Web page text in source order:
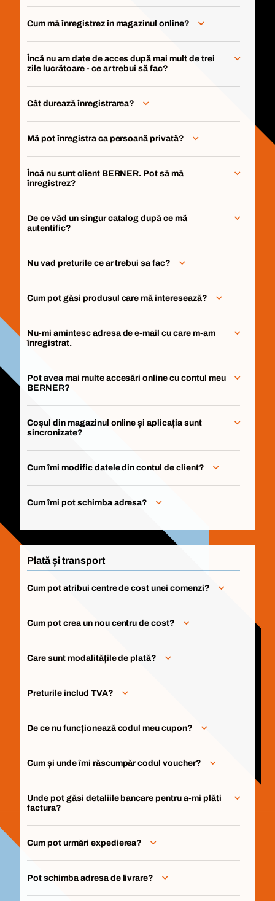
Cum mă înregistrez în magazinul online?
Încă nu am date de acces după mai mult de trei
zile lucrătoare - ce ar trebui să fac?
Cât durează înregistrarea?
Mă pot înregistra ca persoană privată?
Încă nu sunt client BERNER. Pot să mă
înregistrez?
De ce văd un singur catalog după ce mă
autentific?
Nu vad preturile ce ar trebui sa fac?
Cum pot găsi produsul care mă interesează?
Nu-mi amintesc adresa de e-mail cu care m-am
înregistrat.
Pot avea mai multe accesări online cu contul meu
BERNER?
Coșul din magazinul online și aplicația sunt
sincronizate?
Cum îmi modific datele din contul de client?
Cum îmi pot schimba adresa?
Plată și transport
Cum pot atribui centre de cost unei comenzi?
Cum pot crea un nou centru de cost?
Care sunt modalitățile de plată?
Preturile includ TVA?
De ce nu funcționează codul meu cupon?
Cum și unde îmi răscumpăr codul voucher?
Unde pot găsi detaliile bancare pentru a-mi plăti
factura?
Cum pot urmări expedierea?
Pot schimba adresa de livrare?